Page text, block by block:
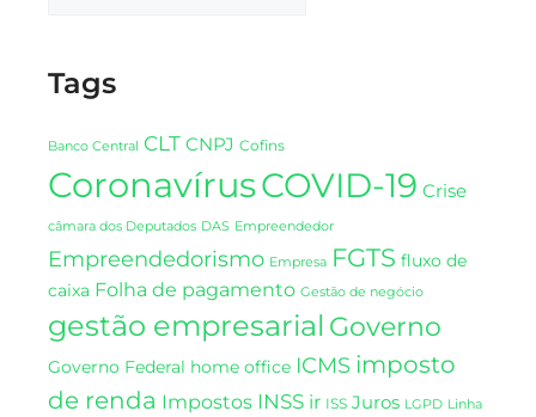
Tags
Banco Central CLT CNPJ Cofins
CoronavírusCOVID-19 Crise
câmara dos Deputados DAS Empreendedor
Empreendedorismo Empresa FGTS fluxo de
caixa Folha de pagamento Gestão de negócio
gestão empresarial Governo
Governo Federal home office ICMS imposto
de renda Impostos INSS ir ISS Juros LGPD Linha